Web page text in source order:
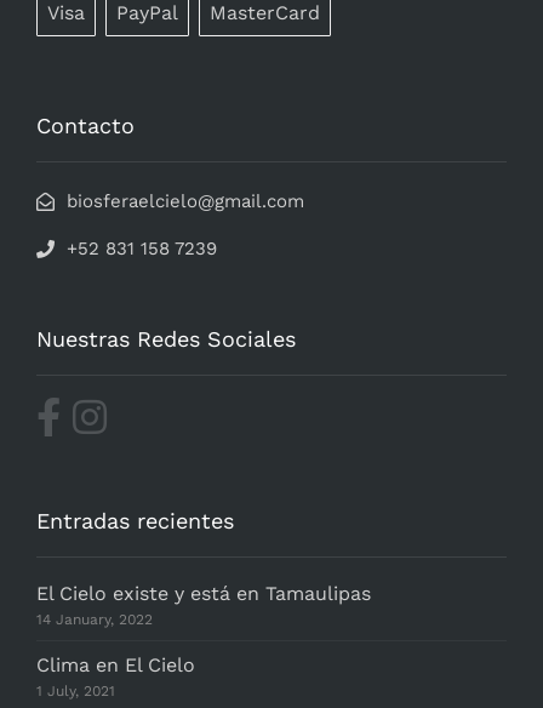
Visa PayPal MasterCard
Contacto
biosferaelcielo@gmail.com
+52 831 158 7239
Nuestras Redes Sociales
Entradas recientes
El Cielo existe y está en Tamaulipas
14 January, 2022
Clima en El Cielo
1 July, 2021